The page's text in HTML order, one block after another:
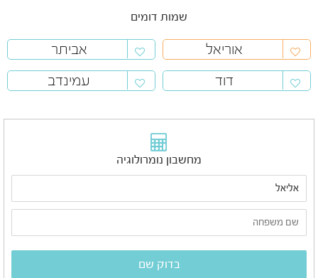
שמות דומים
אוריאל
אביתר
דוד
עמינדב
מחשבון נומרולוגיה